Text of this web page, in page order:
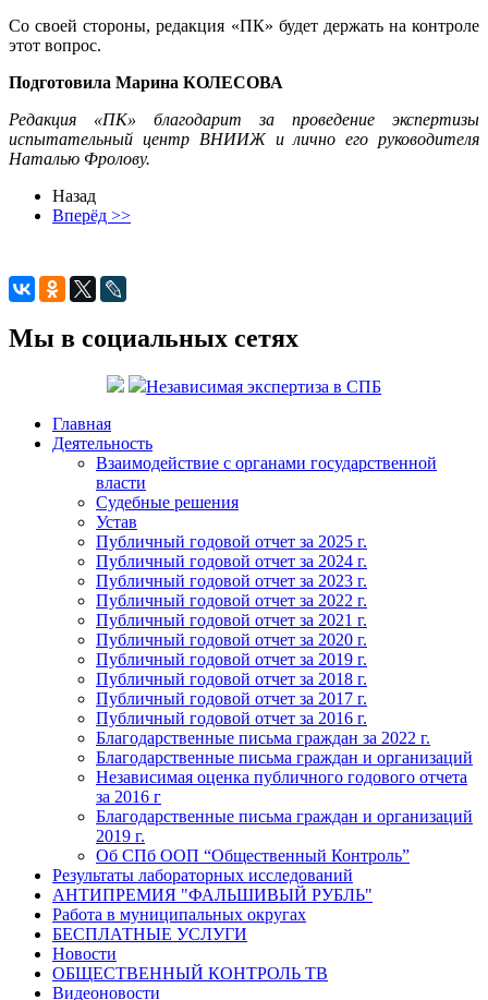
Со своей стороны, редакция «ПК» будет держать на контроле
этот вопрос.
Подготовила Марина КОЛЕСОВА
Редакция «ПК» благодарит за проведение экспертизы
испытательный центр ВНИИЖ и лично его руководителя
Наталью Фролову.
Назад
Вперёд >>
Мы в социальных сетях
Независимая экспертиза в СПБ
Главная
Деятельность
Взаимодействие с органами государственной
власти
Судебные решения
Устав
Публичный годовой отчет за 2025 г.
Публичный годовой отчет за 2024 г.
Публичный годовой отчет за 2023 г.
Публичный годовой отчет за 2022 г.
Публичный годовой отчет за 2021 г.
Публичный годовой отчет за 2020 г.
Публичный годовой отчет за 2019 г.
Публичный годовой отчет за 2018 г.
Публичный годовой отчет за 2017 г.
Публичный годовой отчет за 2016 г.
Благодарственные письма граждан за 2022 г.
Благодарственные письма граждан и организаций
Независимая оценка публичного годового отчета
за 2016 г
Благодарственные письма граждан и организаций
2019 г.
Об СПб ООП “Общественный Контроль”
Результаты лабораторных исследований
АНТИПРЕМИЯ "ФАЛЬШИВЫЙ РУБЛЬ"
Работа в муниципальных округах
БЕСПЛАТНЫЕ УСЛУГИ
Новости
ОБЩЕСТВЕННЫЙ КОНТРОЛЬ ТВ
Видеоновости